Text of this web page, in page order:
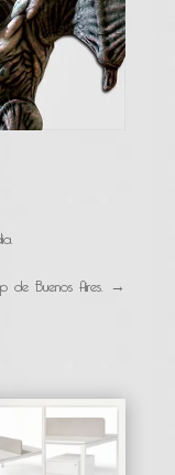
de Buenos Aires. →